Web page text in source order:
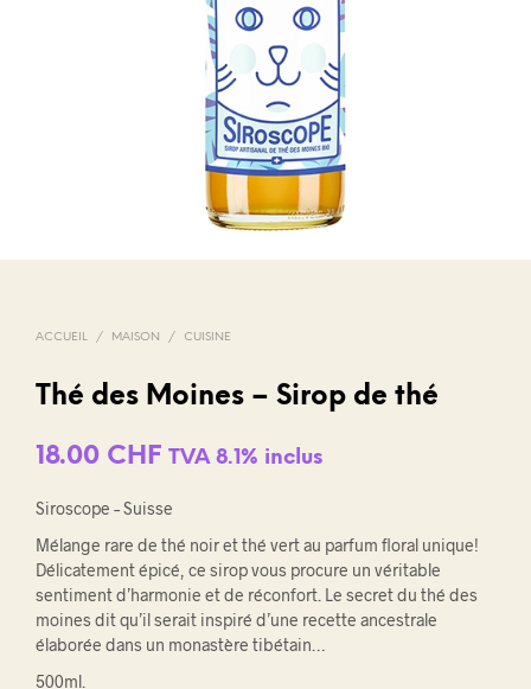
ACCUEIL / MAISON / CUISINE
Thé des Moines – Sirop de thé
18.00 CHF TVA 8.1% inclus
Siroscope – Suisse
Mélange rare de thé noir et thé vert au parfum floral unique!
Délicatement épicé, ce sirop vous procure un véritable
sentiment d’harmonie et de réconfort. Le secret du thé des
moines dit qu’il serait inspiré d’une recette ancestrale
élaborée dans un monastère tibétain…
500ml.